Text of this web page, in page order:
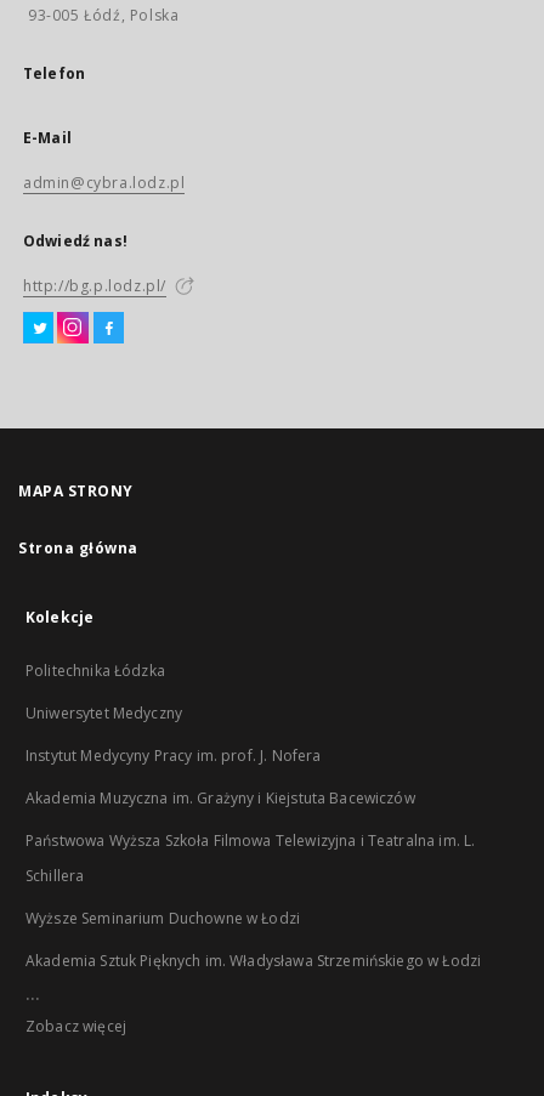
93-005 Łódź, Polska
Telefon
E-Mail
admin@cybra.lodz.pl
Odwiedź nas!
http://bg.p.lodz.pl/
MAPA STRONY
Strona główna
Kolekcje
Politechnika Łódzka
Uniwersytet Medyczny
Instytut Medycyny Pracy im. prof. J. Nofera
Akademia Muzyczna im. Grażyny i Kiejstuta Bacewiczów
Państwowa Wyższa Szkoła Filmowa Telewizyjna i Teatralna im. L.
Schillera
Wyższe Seminarium Duchowne w Łodzi
Akademia Sztuk Pięknych im. Władysława Strzemińskiego w Łodzi
...
Zobacz więcej